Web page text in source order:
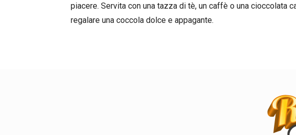
piacere. Servita con una tazza di tè, un caffè o una cioccolata
regalare una coccola dolce e appagante.